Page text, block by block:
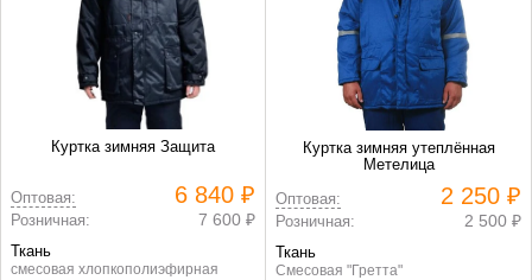
Куртка зимняя Защита
Оптовая: 6 840 ₽
Розничная: 7 600 ₽
Ткань
смесовая хлопкополиэфирная
Куртка зимняя утеплённая
Метелица
Оптовая:
2 250 ₽
Розничная: 2 500 ₽
Ткань
Смесовая "Гретта"